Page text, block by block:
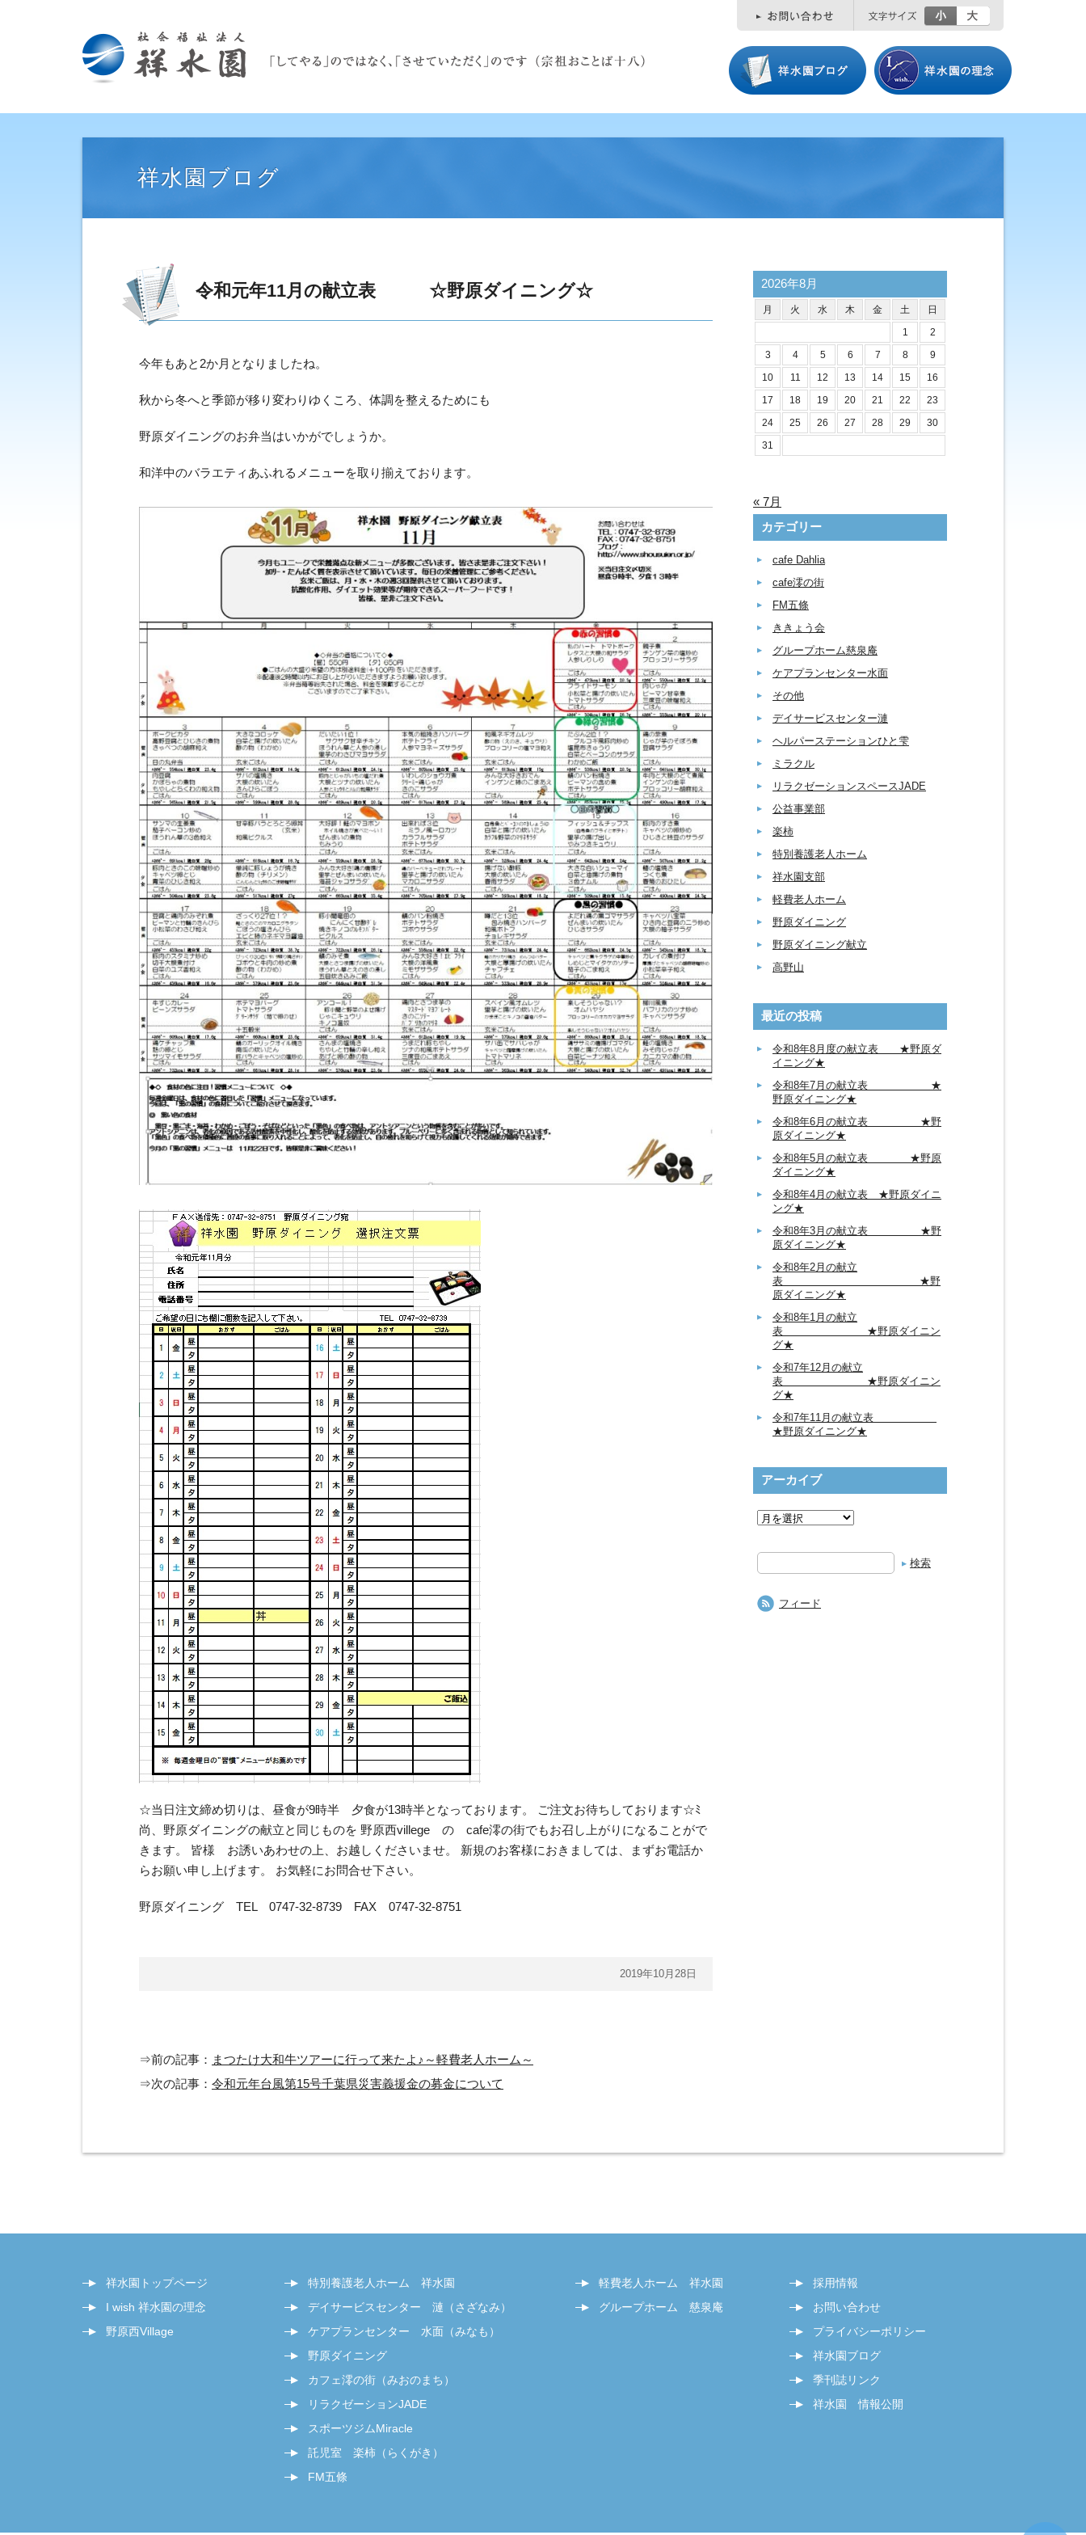
小
祥水園ブログ
令和元年11月の献立表 ☆野原ダイニング☆
今年もあと2か月となりましたね。
秋から冬へと季節が移り変わりゆくころ、体調を整えるためにも
野原ダイニングのお弁当はいかがでしょうか。
和洋中のバラエティあふれるメニューを取り揃えております。
☆当日注文締め切りは、昼食が9時半 夕食が13時半となっております。 ご注文お待ちしております☆ﾐ
尚、野原ダイニングの献立と同じものを 野原西villege の cafe澪の街でもお召し上がりになることがで
きます。 皆様 お誘いあわせの上、お越しくださいませ。 新規のお客様におきましては、まずお電話か
らお願い申し上げます。 お気軽にお問合せ下さい。
野原ダイニング TEL 0747-32-8739 FAX 0747-32-8751
2019年10月28日
⇒前の記事： まつたけ大和牛ツアーに行って来たよ♪～軽費老人ホーム～
⇒次の記事： 令和元年台風第15号千葉県災害義援金の募金について
2026年8月
月 火 水 木 金 土
日
1
2
3
4 5 6 7 8
9
10
11 12 13 14 15
16
17
18 19 20 21 22
23
24
25 26 27 28 29
30
31
« 7月
カテゴリー
cafe Dahlia
cafe澪の街
FM五條
ききょう会
グループホーム慈泉庵
ケアプランセンター水面
その他
デイサービスセンター漣
ヘルパーステーションひと雫
ミラクル
リラクゼーションスペースJADE
公益事業部
楽柿
特別養護老人ホーム
祥水園支部
軽費老人ホーム
野原ダイニング
野原ダイニング献立
高野山
最近の投稿
令和8年8月度の献立表 ★野原ダ
イニング★
令和8年7月の献立表 ★
野原ダイニング★
令和8年6月の献立表 ★野
原ダイニング★
令和8年5月の献立表 ★野原
ダイニング★
令和8年4月の献立表 ★野原ダイニ
ング★
令和8年3月の献立表 ★野
原ダイニング★
令和8年2月の献立
表 ★野
原ダイニング★
令和8年1月の献立
表 ★野原ダイニン
グ★
令和7年12月の献立
表 ★野原ダイニン
グ★
令和7年11月の献立表
★野原ダイニング★
アーカイブ
索
フィード
祥水園トップページ
I wish 祥水園の理念
野原西Village
特別養護老人ホーム 祥水園
デイサービスセンター 漣（さざなみ）
ケアプランセンター 水面（みなも）
野原ダイニング
カフェ澪の街（みおのまち）
リラクゼーションJADE
スポーツジムMiracle
託児室 楽柿（らくがき）
FM五條
軽費老人ホーム 祥水園
グループホーム 慈泉庵
採用情報
お問い合わせ
プライバシーポリシー
祥水園ブログ
季刊誌リンク
祥水園 情報公開